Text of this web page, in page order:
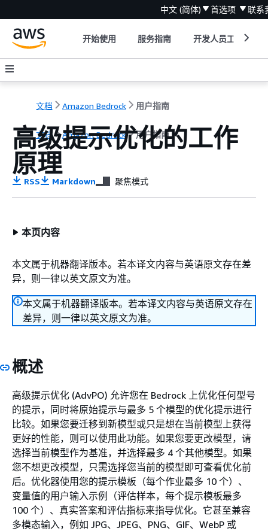
中文 (简体) 首选项 联系
开始使用 服务指南 开发人员工具
文档 Amazon Bedrock 用户指南
文档 Amazon Bedrock 用户指南
高级提示优化的工作
原理
RSS Markdown 聚焦模式
本页内容
本文属于机器翻译版本。若本译文内容与英语原文存在差
异，则一律以英文原文为准。
本文属于机器翻译版本。若本译文内容与英语原文存在
差异，则一律以英文原文为准。
概述
高级提示优化 (AdvPO) 允许您在 Bedrock 上优化任何型号
的提示，同时将原始提示与最多 5 个模型的优化提示进行
比较。如果您要迁移到新模型或只是想在当前模型上获得
更好的性能，则可以使用此功能。如果您要更改模型，请
选择当前模型作为基准，并选择最多 4 个其他模型。如果
您不想更改模型，只需选择您当前的模型即可查看优化前
后。优化器使用您的提示模板（每个作业最多 10 个）、
变量值的用户输入示例（评估样本，每个提示模板最多
100 个）、真实答案和评估指标来指导优化。它甚至兼容
多模态输入，例如 JPG、JPEG、PNG、GIF、WebP 或